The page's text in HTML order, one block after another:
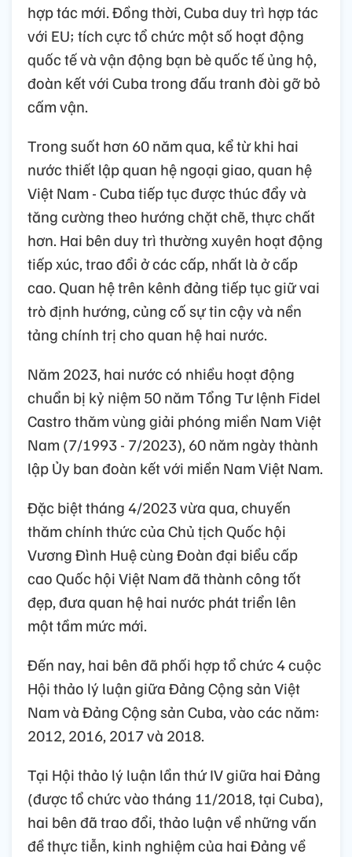
hợp tác mới. Đồng thời, Cuba duy trì hợp tác
với EU; tích cực tổ chức một số hoạt động
quốc tế và vận động bạn bè quốc tế ủng hộ,
đoàn kết với Cuba trong đấu tranh đòi gỡ bỏ
cấm vận.
Trong suốt hơn 60 năm qua, kể từ khi hai
nước thiết lập quan hệ ngoại giao, quan hệ
Việt Nam - Cuba tiếp tục được thúc đẩy và
tăng cường theo hướng chặt chẽ, thực chất
hơn. Hai bên duy trì thường xuyên hoạt động
tiếp xúc, trao đổi ở các cấp, nhất là ở cấp
cao. Quan hệ trên kênh đảng tiếp tục giữ vai
trò định hướng, củng cố sự tin cậy và nền
tảng chính trị cho quan hệ hai nước.
Năm 2023, hai nước có nhiều hoạt động
chuẩn bị kỷ niệm 50 năm Tổng Tư lệnh Fidel
Castro thăm vùng giải phóng miền Nam Việt
Nam (7/1993 - 7/2023), 60 năm ngày thành
lập Ủy ban đoàn kết với miền Nam Việt Nam.
Đặc biệt tháng 4/2023 vừa qua, chuyến
thăm chính thức của Chủ tịch Quốc hội
Vương Đình Huệ cùng Đoàn đại biểu cấp
cao Quốc hội Việt Nam đã thành công tốt
đẹp, đưa quan hệ hai nước phát triển lên
một tầm mức mới.
Đến nay, hai bên đã phối hợp tổ chức 4 cuộc
Hội thảo lý luận giữa Đảng Cộng sản Việt
Nam và Đảng Cộng sản Cuba, vào các năm:
2012, 2016, 2017 và 2018.
Tại Hội thảo lý luận lần thứ IV giữa hai Đảng
(được tổ chức vào tháng 11/2018, tại Cuba),
hai bên đã trao đổi, thảo luận về những vấn
đề thực tiễn, kinh nghiệm của hai Đảng về